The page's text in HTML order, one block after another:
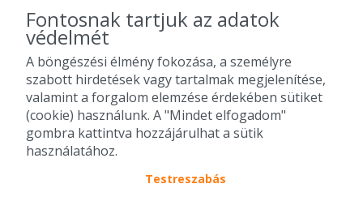
2010-2026 Copyright - Falatozz.hu - Diston-line Kft.
Pizza, gyros, hamburger, menük kedvező áron, egy helyen az összes
étterem ajánlata.
Fontosnak tartjuk az adatok
védelmét
A böngészési élmény fokozása, a személyre
szabott hirdetések vagy tartalmak megjelenítése,
valamint a forgalom elemzése érdekében sütiket
(cookie) használunk. A "Mindet elfogadom"
gombra kattintva hozzájárulhat a sütik
használatához.
Testreszabás